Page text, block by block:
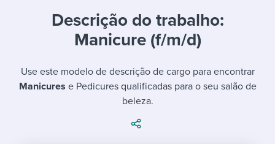
Mobilizing AI in my work
Evaluating candidates
Working together with others
Templates & Guides
Job description templates
Interview question templates
I’m a jobseeker
I WANT TO LEARN ABOUT...
Applying for a job
Attend webinars & events
Workable customer stories
Explore Workable
Descrição do trabalho:
Manicure (f/m/d)
Use este modelo de descrição de cargo para encontrar
Manicures e Pedicures qualificadas para o seu salão de
beleza.